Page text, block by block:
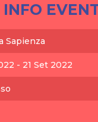
INFO
Sapienza
- 21 Set 2022